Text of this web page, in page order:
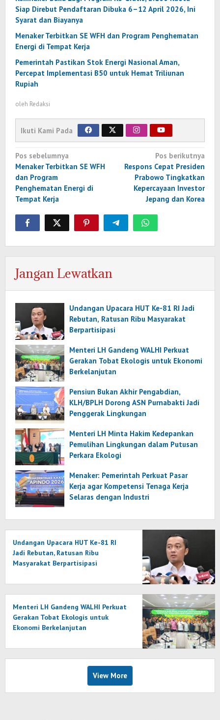
Siap Direbut Pendaftaran Dibuka 6–12 April 2026, Ini
Syarat dan Biayanya
Menaker Terbitkan SE WFH dan Program Penghematan
Energi di Tempat Kerja
Pemerintah Pastikan Stok Energi Nasional Aman,
Percepat Implementasi B50 untuk Hemat Triliunan
Rupiah
oleh Redaksi
Ikuti Kami Pada
Navigasi
pos
Pos sebelumnya
Menaker Terbitkan SE WFH
dan Program
Penghematan Energi di
Tempat Kerja
Pos berikutnya
Respons Cepat Presiden
Prabowo Tingkatkan
Kepercayaan Investor
Jepang dan Korea
Jangan Lewatkan
Undangan Upacara HUT Ke-81 RI Jadi
Rebutan, Ratusan Ribu Masyarakat
Berpartisipasi
Menteri LH Gandeng WALHI Perkuat
Gerakan Tobat Ekologis untuk Ekonomi
Berkelanjutan
Pensiun Bukan Akhir Pengabdian,
KLH/BPLH Dorong ASN Purnabakti Jadi
Penggerak Lingkungan
Menteri LH Minta Hakim Kedepankan
Pemulihan Lingkungan dalam Putusan
Perkara Ekologi
Menaker: Pemerintah Perkuat Pasar
Kerja agar Kompetensi Tenaga Kerja
Selaras dengan Industri
Undangan Upacara HUT Ke-81 RI
Jadi Rebutan, Ratusan Ribu
Masyarakat Berpartisipasi
Menteri LH Gandeng WALHI Perkuat
Gerakan Tobat Ekologis untuk
Ekonomi Berkelanjutan
View More